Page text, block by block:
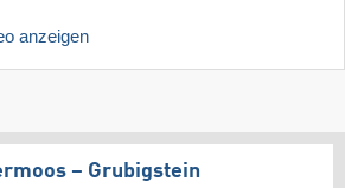
anzeigen
– Grubigstein